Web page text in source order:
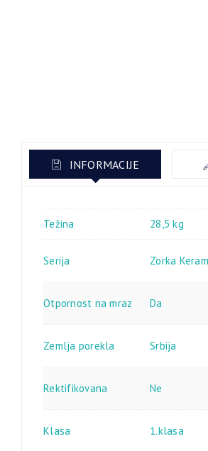
INFORMACIJE
Težina 28,5 kg
Serija Zorka
Otpornost na mraz Da
Zemlja porekla Srbija
Rektifikovana Ne
Klasa 1.klasa